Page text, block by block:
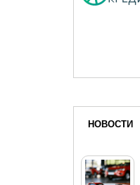
НОВОСТИ